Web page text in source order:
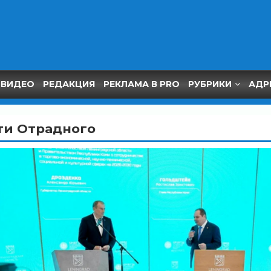
ВИДЕО РЕДАКЦИЯ РЕКЛАМА В PRO РУБРИКИ
Отрадного